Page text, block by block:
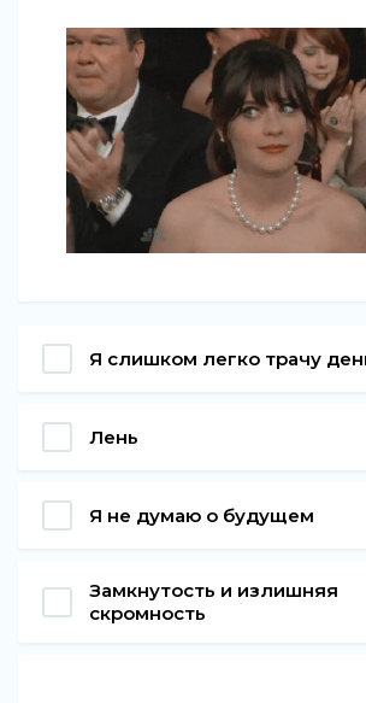
Я слишком легко трачу
Лень
Я не думаю о будущем
Замкнутость и излишняя
скромность